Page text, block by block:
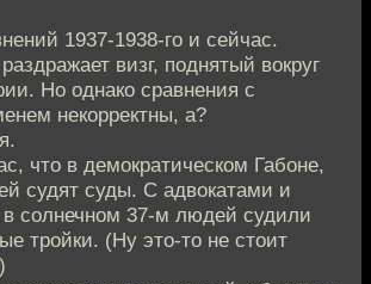
1937-1938-го и сейчас.
визг, поднятый вокруг
Но однако сравнения с
некорректны, а?
что в демократическом Габоне,
судят суды. С адвокатами и
солнечном 37-м людей судили
тройки. (Ну это-то не стоит